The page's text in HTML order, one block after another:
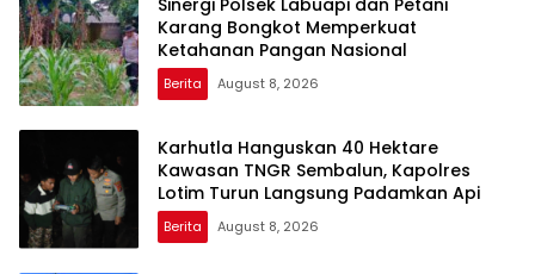
Karang Bongkot Memperkuat
Ketahanan Pangan Nasional
Berita August 8, 2026
Karhutla Hanguskan 40 Hektare
Kawasan TNGR Sembalun, Kapolres
Lotim Turun Langsung Padamkan Api
Berita August 8, 2026